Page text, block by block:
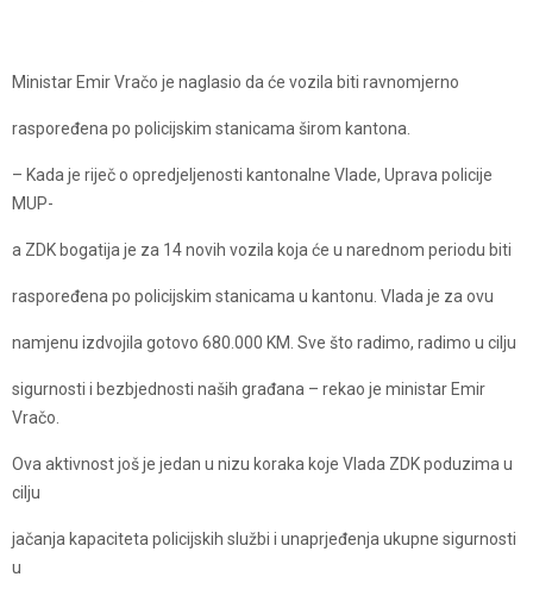
Ministar Emir Vračo je naglasio da će vozila biti ravnomjerno
raspoređena po policijskim stanicama širom kantona.
– Kada je riječ o opredjeljenosti kantonalne Vlade, Uprava policije
MUP-
a ZDK bogatija je za 14 novih vozila koja će u narednom periodu biti
raspoređena po policijskim stanicama u kantonu. Vlada je za ovu
namjenu izdvojila gotovo 680.000 KM. Sve što radimo, radimo u cilju
sigurnosti i bezbjednosti naših građana – rekao je ministar Emir
Vračo.
Ova aktivnost još je jedan u nizu koraka koje Vlada ZDK poduzima u
cilju
jačanja kapaciteta policijskih službi i unaprjeđenja ukupne sigurnosti
u